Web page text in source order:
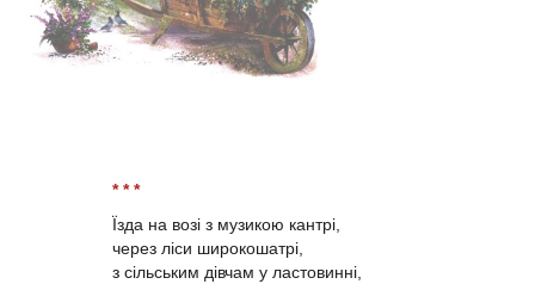
* * *
Їзда на возі з музикою кантрі,
через ліси широкошатрі,
з сільським дівчам у ластовинні,